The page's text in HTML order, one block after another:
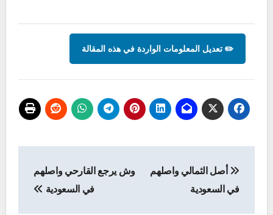
✏️ تعديل المعلومات الواردة في هذه المقالة
المقالات
أصل الثمالي واصلهم
في السعودية
وش يرجع القارحي واصلهم
في السعودية